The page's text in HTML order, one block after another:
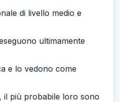
di livello medio e
ultimamente
e lo vedono come
il più probabile loro sono